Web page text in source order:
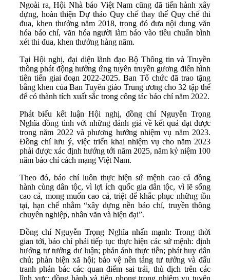
Ngoài ra, Hội Nhà báo Việt Nam cũng đã tiến hành xây
dựng, hoàn thiện Dự thảo Quy chế thay thế Quy chế thi
đua, khen thưởng năm 2018, trong đó đưa nội dung văn
hóa báo chí, văn hóa người làm báo vào tiêu chuẩn bình
xét thi đua, khen thưởng hàng năm.
Tại Hội nghị, đại diện lãnh đạo Bộ Thông tin và Truyền
thông phát động hưởng ứng tuyên truyền gương điển hình
tiên tiến giai đoạn 2022-2025. Ban Tổ chức đã trao tặng
bằng khen của Ban Tuyên giáo Trung ương cho 32 tập thể
để có thành tích xuất sắc trong công tác báo chí năm 2022.
Phát biểu kết luận Hội nghị, đồng chí Nguyễn Trọng
Nghĩa đồng tình với những đánh giá về kết quả đạt được
trong năm 2022 và phương hướng nhiệm vụ năm 2023.
Đồng chí lưu ý, việc triển khai nhiệm vụ cho năm 2023
phải được xác định hướng tới năm 2025, năm kỷ niệm 100
năm báo chí cách mạng Việt Nam.
Theo đó, báo chí luôn thực hiện sứ mệnh cao cả đồng
hành cùng dân tộc, vì lợi ích quốc gia dân tộc, vì lẽ sống
cao cả, mong muốn cao cả, triệt để khắc phục những tồn
tại, hạn chế nhằm “xây dựng nền báo chí, truyền thông
chuyên nghiệp, nhân văn và hiện đại”.
Đồng chí Nguyễn Trọng Nghĩa nhấn mạnh: Trong thời
gian tới, báo chí phải tiếp tục thực hiện các sứ mệnh: định
hướng tư tưởng dư luận; phản ánh thực tiễn; phát huy dân
chủ; phản biện xã hội; bảo vệ nền tảng tư tưởng và đấu
tranh phản bác các quan điểm sai trái, thù địch trên các